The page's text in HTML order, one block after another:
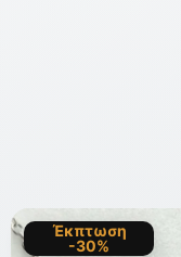
Έκπτωση
-30%